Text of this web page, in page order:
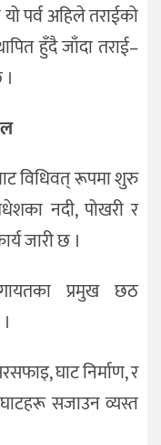
पर्व अहिले तराईको
हुँदै जाँदा तराई–
विधिवत् रूपमा शुरु
नदी, पोखरी र
जारी छ ।
प्रमुख छठ
घाट निर्माण, र
सजाउन व्यस्त